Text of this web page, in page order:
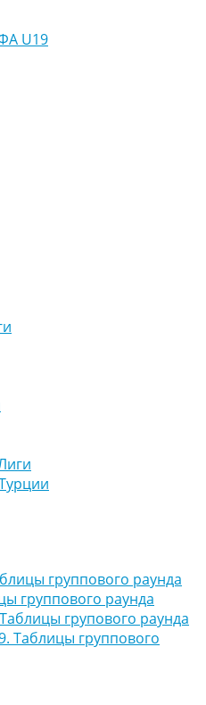
U19
группового раунда
группового раунда
групового раунда
Таблицы группового